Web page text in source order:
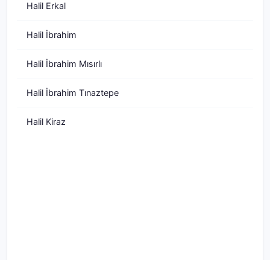
Halil Erkal
Halil İbrahim
Halil İbrahim Mısırlı
Halil İbrahim Tınaztepe
Halil Kiraz